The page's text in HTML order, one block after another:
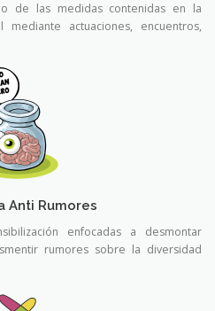
de las medidas contenidas en la
mediante actuaciones, encuentros,
Anti Rumores
enfocadas a desmontar
rumores sobre la diversidad